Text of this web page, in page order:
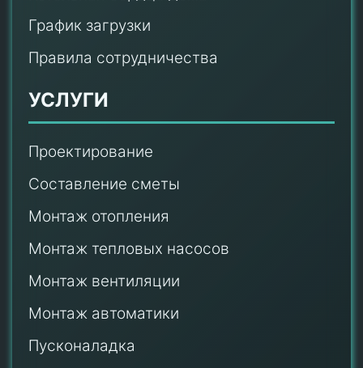
График загрузки
Правила сотрудничества
УСЛУГИ
Проектирование
Составление сметы
Монтаж отопления
Монтаж тепловых насосов
Монтаж вентиляции
Монтаж автоматики
Пусконаладка